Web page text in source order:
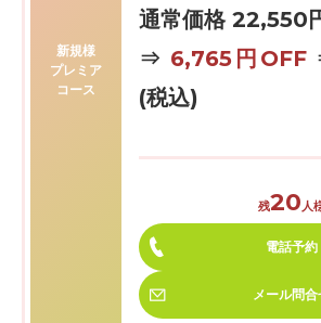
新規様
プレミア
コース
通常価格 22,550
⇒ 6,765円OFF
(税込)
残20人
電話予約
メール問合